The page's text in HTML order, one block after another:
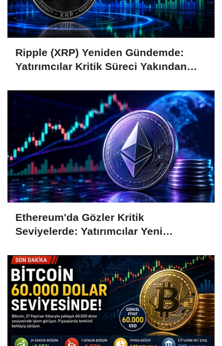
Ripple (XRP) Yeniden Gündemde:
Yatırımcılar Kritik Süreci Yakından
Ethereum'da Gözler Kritik
Seviyelerde: Yatırımcılar Yeni